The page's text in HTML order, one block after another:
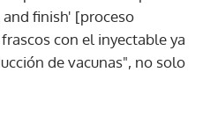
con el inyectable ya
de vacunas", no solo